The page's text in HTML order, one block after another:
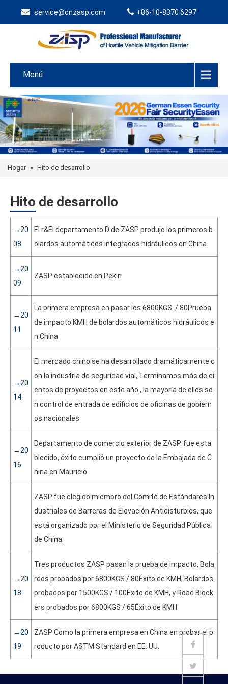
service@cnzasp.com +86-10-8370 6297
Menú
Hogar » Hito de desarrollo
Hito de desarrollo
→20
08
El r&El departamento D de ZASP produjo los primeros b
olardos automáticos integrados hidráulicos en China
→20
09
ZASP establecido en Pekín
→20
11
La primera empresa en pasar los 6800KGS. / 80Prueba
de impacto KMH de bolardos automáticos hidráulicos e
n China
→20
14
El mercado chino se ha desarrollado dramáticamente c
on la industria de seguridad vial, Terminamos más de ci
entos de proyectos en este año., la mayoría de ellos so
n control de entrada de edificios de oficinas de gobiern
os nacionales
→20
16
Departamento de comercio exterior de ZASP. fue esta
blecido, éxito cumplió un proyecto de la Embajada de C
hina en Mauricio
ZASP fue elegido miembro del Comité de Estándares In
dustriales de Barreras de Elevación Antidisturbios, que
está organizado por el Ministerio de Seguridad Pública
de China.
→20
18
Tres productos ZASP pasan la prueba de impacto, Bola
rdos probados por 6800KGS / 80Éxito de KMH, Bolardos
probados por 1500KGS / 100Éxito de KMH, y Road Block
ers probados por 6800KGS / 65Éxito de KMH
→20
19
ZASP Como la primera empresa en China en probar el p
roducto por ASTM Standard en EE. UU.